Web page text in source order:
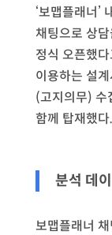
‘보맵플래너’
채팅으로 상
정식 오픈했
이용하는 설
(고지의무) 수
함께 탑재했다.
분석 데
보맵플래너